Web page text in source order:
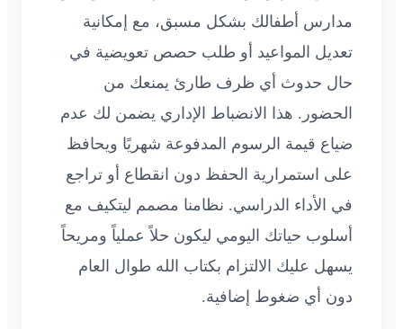
مدارس أطفالك بشكل مسبق، مع إمكانية
تعديل المواعيد أو طلب حصص تعويضية في
حال حدوث أي ظرف طارئ يمنعك من
الحضور. هذا الانضباط الإداري يضمن لك عدم
ضياع قيمة الرسوم المدفوعة شهريًا ويحافظ
على استمرارية الحفظ دون انقطاع أو تراجع
في الأداء الدراسي. نظامنا مصمم ليتكيف مع
أسلوب حياتك اليومي ليكون حلاً عملياً ومريحاً
يسهل عليك الالتزام بكتاب الله طوال العام
دون أي ضغوط إضافية.